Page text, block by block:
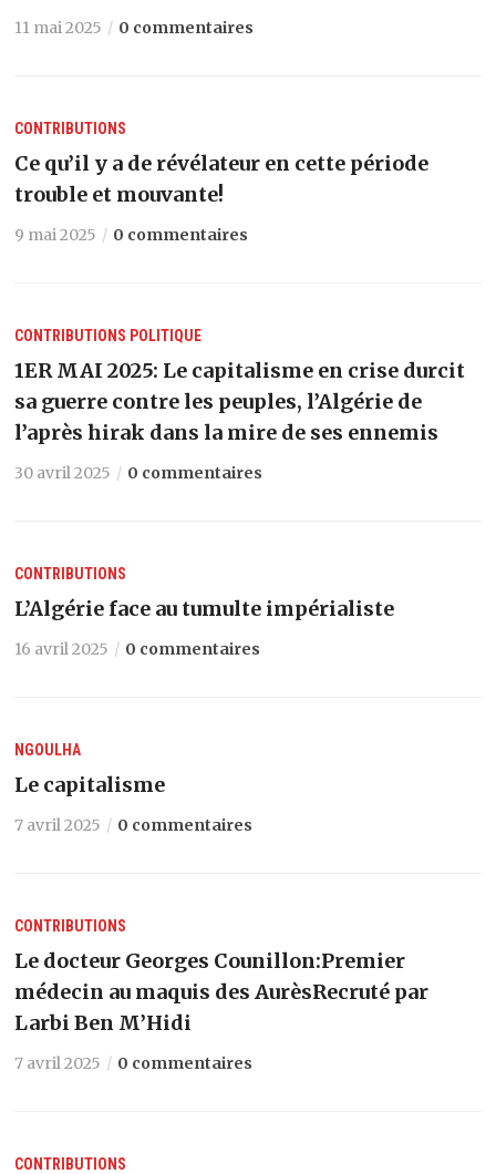
11 mai 2025 0 commentaires
CONTRIBUTIONS
Ce qu’il y a de révélateur en cette période
trouble et mouvante!
9 mai 2025 0 commentaires
CONTRIBUTIONS POLITIQUE
1ER MAI 2025: Le capitalisme en crise durcit
sa guerre contre les peuples, l’Algérie de
l’après hirak dans la mire de ses ennemis
30 avril 2025 0 commentaires
CONTRIBUTIONS
L’Algérie face au tumulte impérialiste
16 avril 2025 0 commentaires
NGOULHA
Le capitalisme
7 avril 2025 0 commentaires
CONTRIBUTIONS
Le docteur Georges Counillon:Premier
médecin au maquis des AurèsRecruté par
Larbi Ben M’Hidi
7 avril 2025 0 commentaires
CONTRIBUTIONS